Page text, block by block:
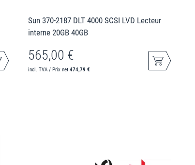
Sun 370-2187 DLT 4000 SCSI LVD Lecteur
interne 20GB 40GB
565,00 €
incl. TVA / Prix net474,79 €